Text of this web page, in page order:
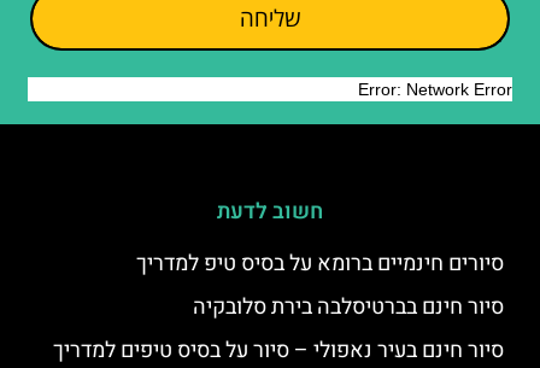
שליחה
חשוב לדעת
סיורים חינמיים ברומא על בסיס טיפ למדריך
סיור חינם בברטיסלבה בירת סלובקיה
סיור חינם בעיר נאפולי – סיור על בסיס טיפים למדריך